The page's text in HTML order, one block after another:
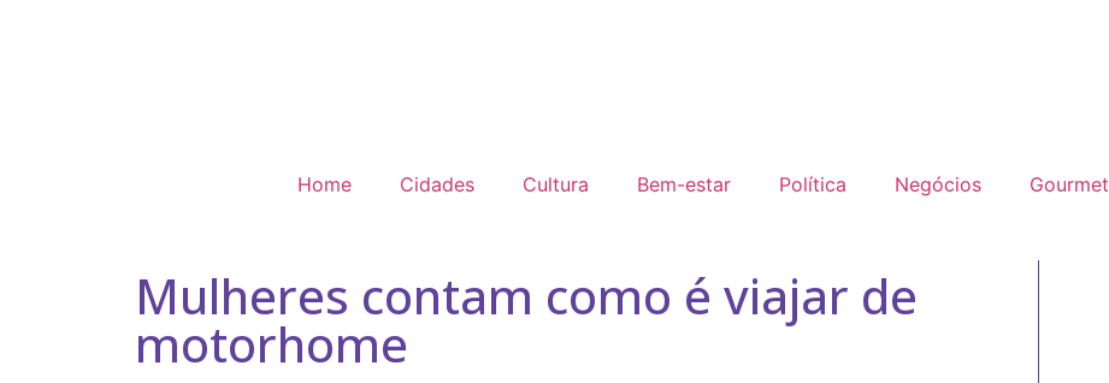
Home Cidades Cultura Bem-estar Política Negócios Gourmet
Mulheres contam como é viajar de
motorhome